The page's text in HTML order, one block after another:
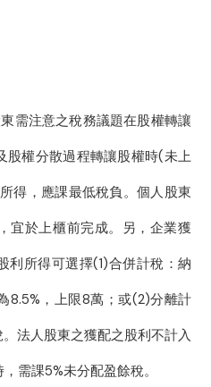
需注意之稅務議題在股權轉讓
股權分散過程轉讓股權時(未上
得，應課最低稅負。個人股東
宜於上櫃前完成。另，企業獲
利所得可選擇(1)合併計稅：納
8.5%，上限8萬；或(2)分離計
法人股東之獲配之股利不計入
需課5%未分配盈餘稅。